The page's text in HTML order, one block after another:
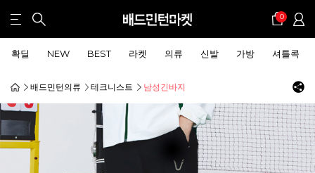
0
확딜 NEW BEST 라켓 의류 신발 가방 셔틀콕
배드민턴의류 테크니스트 남성긴바지